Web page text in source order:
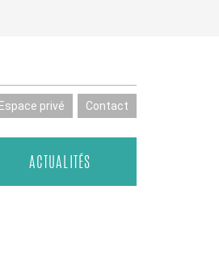
Espace privé Contact
ACTUALITÉS